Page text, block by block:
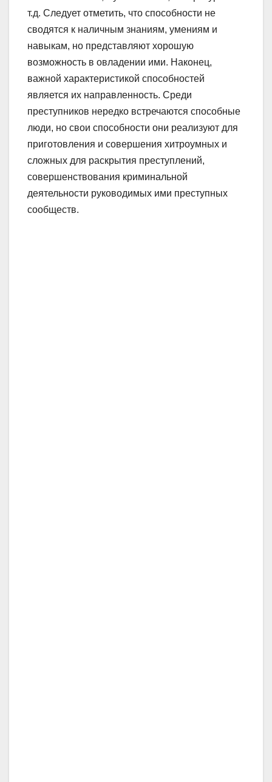
т.д. Следует отметить, что способности не
сводятся к наличным знаниям, умениям и
навыкам, но представляют хорошую
возможность в овладении ими. Наконец,
важной характеристикой способностей
является их направленность. Среди
преступников нередко встречаются способные
люди, но свои способности они реализуют для
приготовления и совершения хитроумных и
сложных для раскрытия преступлений,
совершенствования криминальной
деятельности руководимых ими преступных
сообществ.